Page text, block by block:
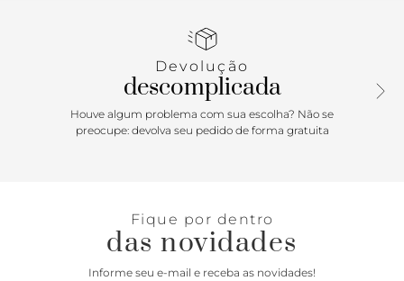
cabedal semi fechado com duas tiras largas e fivelas
Devolução
descomplicada
Houve algum problema com sua escolha? Não se
preocupe: devolva seu pedido de forma gratuita
Fique por dentro
das novidades
Informe seu e-mail e receba as novidades!